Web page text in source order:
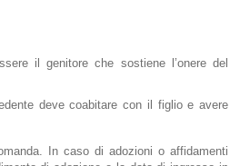
il genitore che sostiene l’onere del
deve coabitare con il figlio e avere
In caso di adozioni o affidamenti